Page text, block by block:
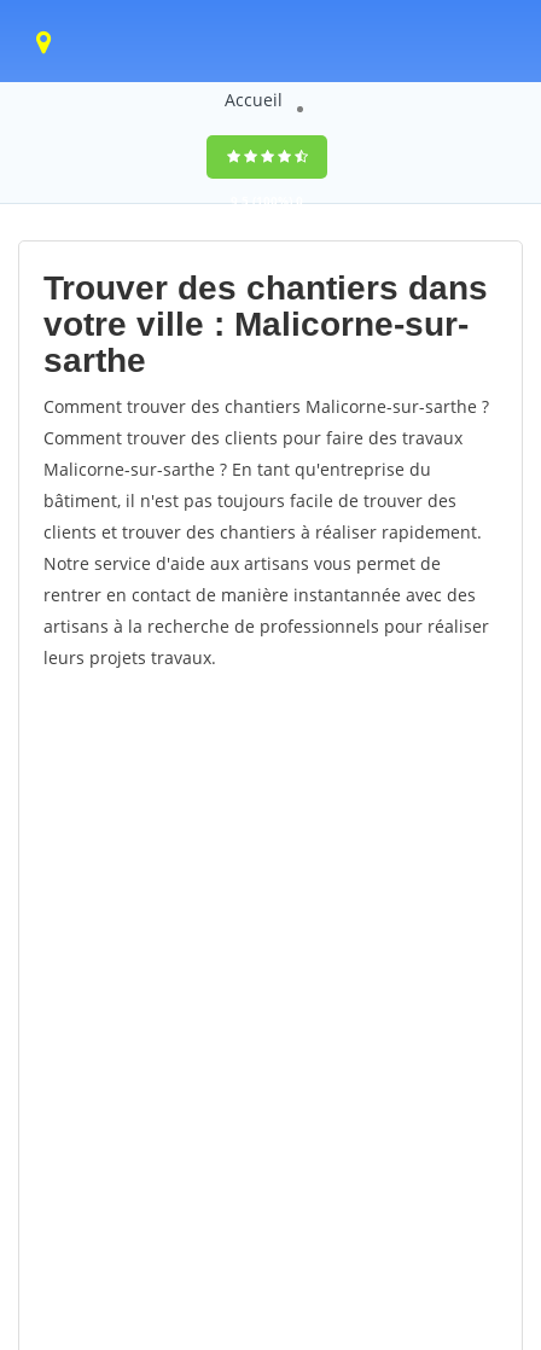
Accueil
9,5(100%)0
votes
Trouver des chantiers dans
votre ville : Malicorne-sur-
sarthe
Comment trouver des chantiers Malicorne-sur-sarthe ?
Comment trouver des clients pour faire des travaux
Malicorne-sur-sarthe ? En tant qu'entreprise du
bâtiment, il n'est pas toujours facile de trouver des
clients et trouver des chantiers à réaliser rapidement.
Notre service d'aide aux artisans vous permet de
rentrer en contact de manière instantannée avec des
artisans à la recherche de professionnels pour réaliser
leurs projets travaux.